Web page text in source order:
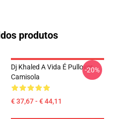
produtos
Dj Khaled A Vida É Pullover
Camisola
€ 37,67 - € 44,11
-20%